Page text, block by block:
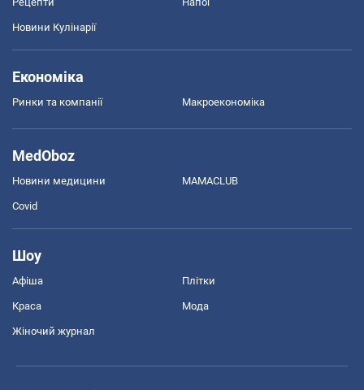
Новини Кулінарії
Економіка
Ринки та компанії Макроекономіка
MedOboz
Новини медицини MAMACLUB
Covid
Шоу
Афіша Плітки
Краса Мода
Жіночий журнал